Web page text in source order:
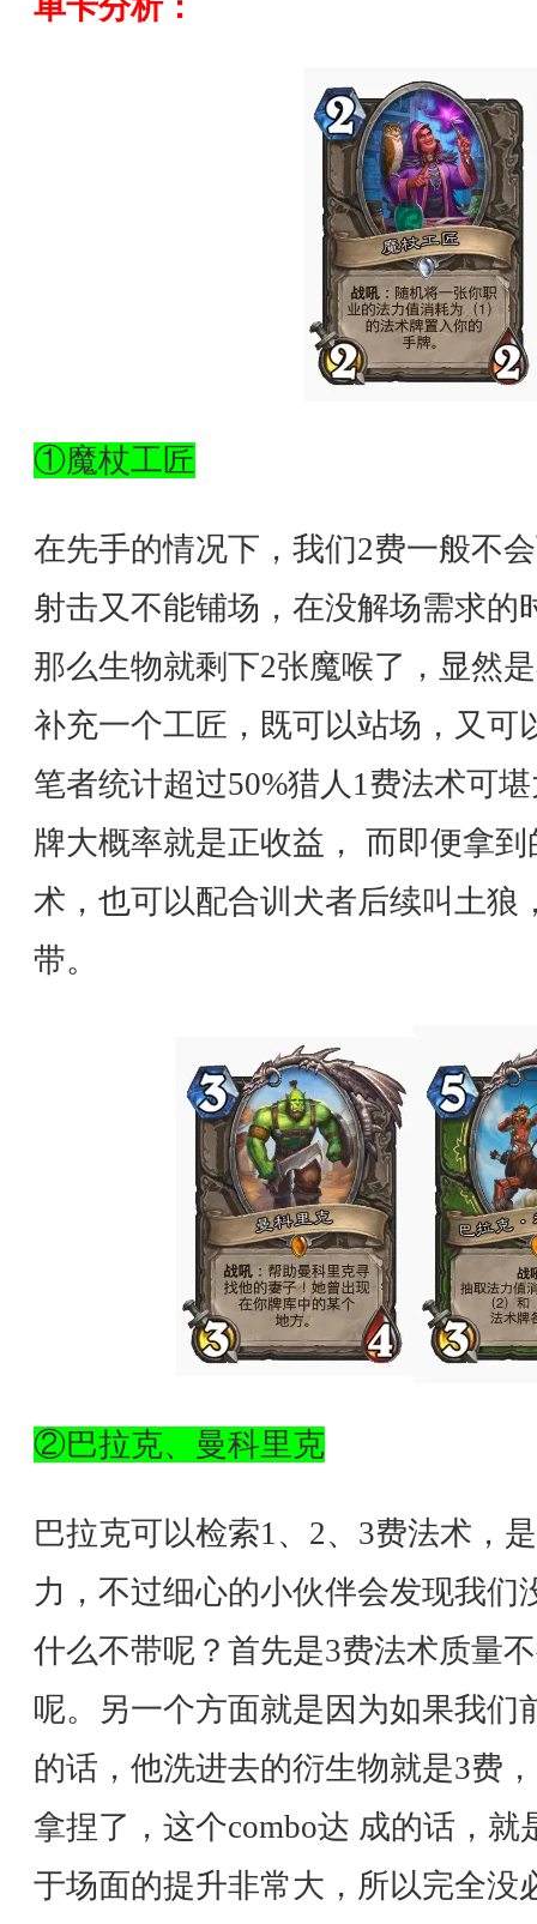
单卡分析：
①魔杖工匠
在先手的情况下，我们2费一般不
射击又不能铺场，在没解场需求的
那么生物就剩下2张魔喉了，显然
补充一个工匠，既可以站场，又可
笔者统计超过50%猎人1费法术可
牌大概率就是正收益， 而即便拿
术，也可以配合训犬者后续叫土狼
带。
②巴拉克、曼科里克
巴拉克可以检索1、2、3费法术，
力，不过细心的小伙伴会发现我们
什么不带呢？首先是3费法术质量
呢。另一个方面就是因为如果我们
的话，他洗进去的衍生物就是3费
拿捏了，这个combo达 成的话，就
于场面的提升非常大，所以完全没